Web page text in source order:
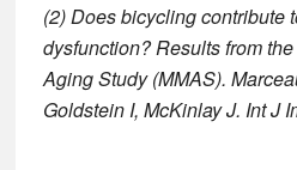
(2) Does bicycling contribute
dysfunction? Results from
Aging Study (MMAS).
Goldstein I, McKinlay J. Int J